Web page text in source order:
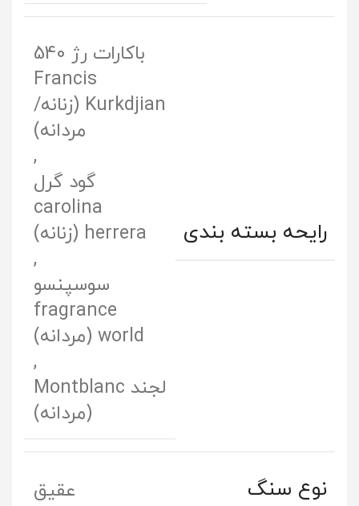
رایحه‌ بسته‌ بندی
باکارات رژ 540
Francis
Kurkdjian (زنانه/
مردانه)
,
گود گرل
carolina
herrera (زنانه)
,
سوسپنسو
fragrance
world (مردانه)
,
لجند Montblanc
(مردانه)
نوع سنگ عقیق